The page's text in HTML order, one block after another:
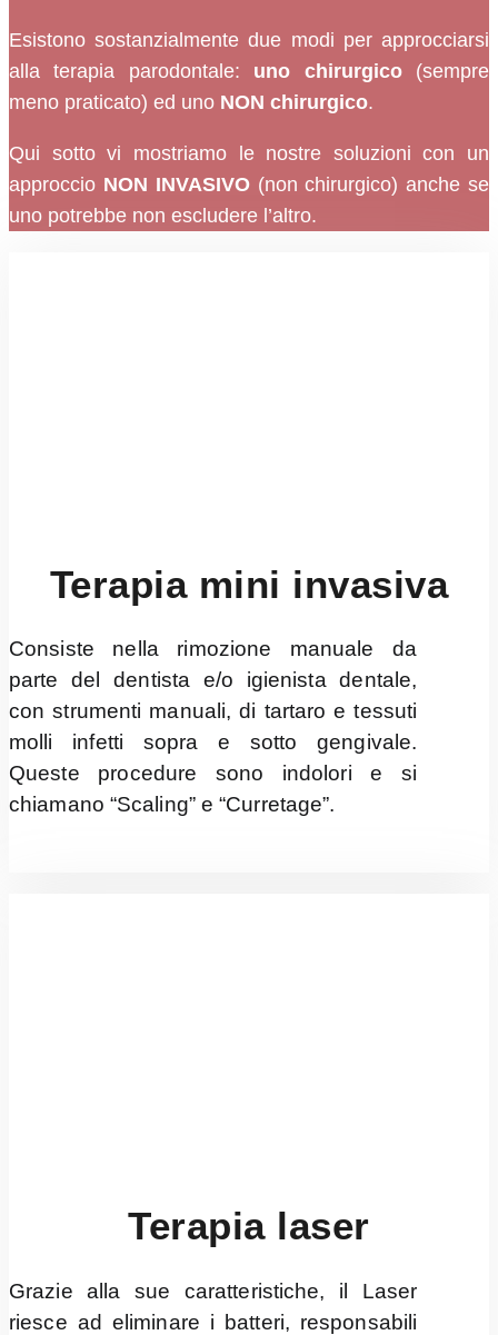
Esistono sostanzialmente due modi per approcciarsi
alla terapia parodontale: uno chirurgico(sempre
meno praticato) ed uno NON chirurgico.
Qui sotto vi mostriamo le nostre soluzioni con un
approccio NON INVASIVO (non chirurgico) anche se
uno potrebbe non escludere l’altro.
Terapia mini invasiva
Consiste nella rimozione manuale da
parte del dentista e/o igienista dentale,
con strumenti manuali, di tartaro e tessuti
molli infetti sopra e sotto gengivale.
Queste procedure sono indolori e si
chiamano “Scaling” e “Curretage”.
Terapia laser
Grazie alla sue caratteristiche, il Laser
riesce ad eliminare i batteri, responsabili